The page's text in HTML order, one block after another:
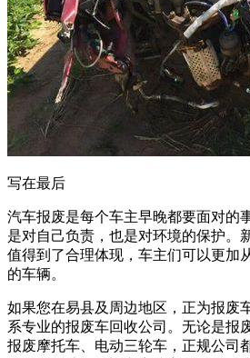
写在最后
汽车报废是每个车主早晚都要面对的
是对自己负责，也是对环境的保护。
值得到了合理体现，车主们可以更加
的车辆。
如果您在易县及周边地区，正为报废
系专业的报废车回收公司。无论是报
报废摩托车、电动三轮车，正规公司